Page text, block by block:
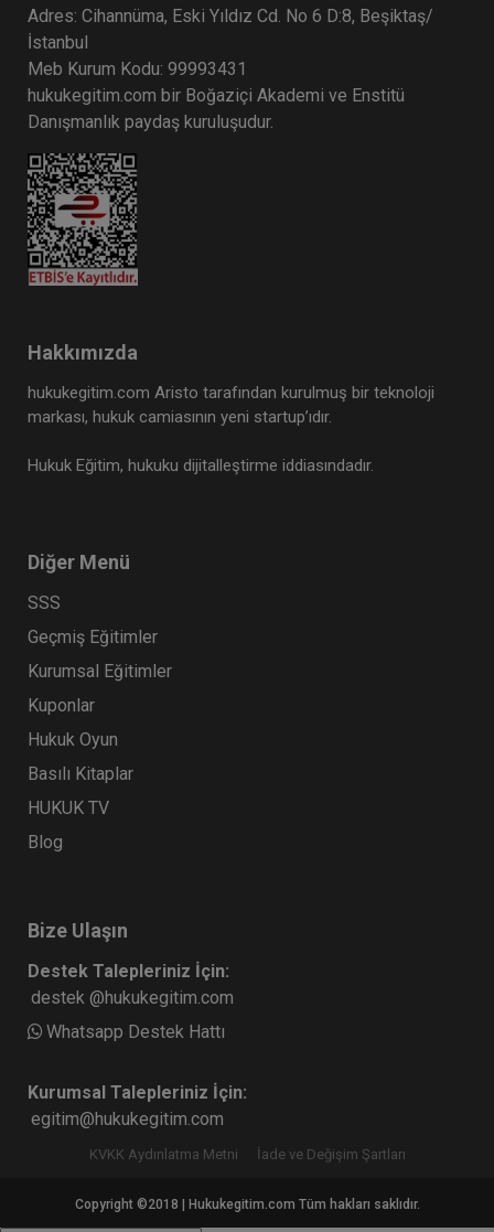
Adres: Cihannüma, Eski Yıldız Cd. No 6 D:8, Beşiktaş/
İstanbul
Meb Kurum Kodu: 99993431
hukukegitim.com bir Boğaziçi Akademi ve Enstitü
Danışmanlık paydaş kuruluşudur.
Hakkımızda
hukukegitim.com Aristo tarafından kurulmuş bir teknoloji
markası, hukuk camiasının yeni startup’ıdır.
Hukuk Eğitim, hukuku dijitalleştirme iddiasındadır.
Diğer Menü
SSS
Geçmiş Eğitimler
Kurumsal Eğitimler
Kuponlar
Hukuk Oyun
Basılı Kitaplar
HUKUK TV
Blog
Bize Ulaşın
Destek Talepleriniz İçin:
destek @hukukegitim.com
Whatsapp Destek Hattı
Kurumsal Talepleriniz İçin:
egitim@hukukegitim.com
KVKK Aydınlatma Metni İade ve Değişim Şartları
Copyright ©2018 | Hukukegitim.com Tüm hakları saklıdır.